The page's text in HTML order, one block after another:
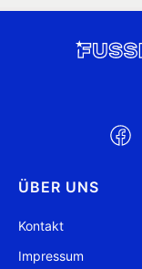
ÜBER UNS
Kontakt
Impressum